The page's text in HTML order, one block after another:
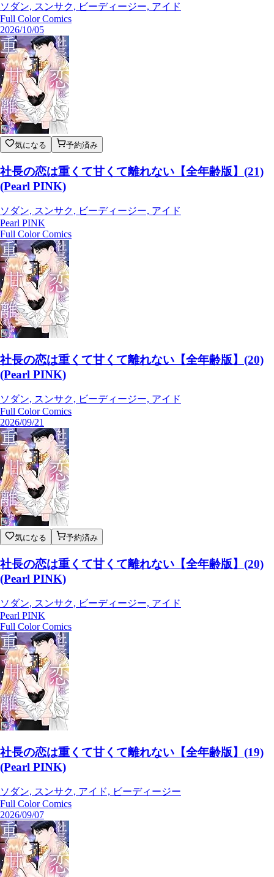
ソダン, スンサク, ビーディージー, アイド
Full Color Comics
2026/10/05
気になる 予約済み
社長の恋は重くて甘くて離れない【全年齢版】(21)
(Pearl PINK)
ソダン, スンサク, ビーディージー, アイド
Pearl PINK
Full Color Comics
社長の恋は重くて甘くて離れない【全年齢版】(20)
(Pearl PINK)
ソダン, スンサク, ビーディージー, アイド
Full Color Comics
2026/09/21
気になる 予約済み
社長の恋は重くて甘くて離れない【全年齢版】(20)
(Pearl PINK)
ソダン, スンサク, ビーディージー, アイド
Pearl PINK
Full Color Comics
社長の恋は重くて甘くて離れない【全年齢版】(19)
(Pearl PINK)
ソダン, スンサク, アイド, ビーディージー
Full Color Comics
2026/09/07